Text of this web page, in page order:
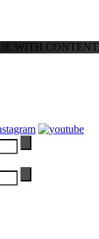
WITH CONTENT